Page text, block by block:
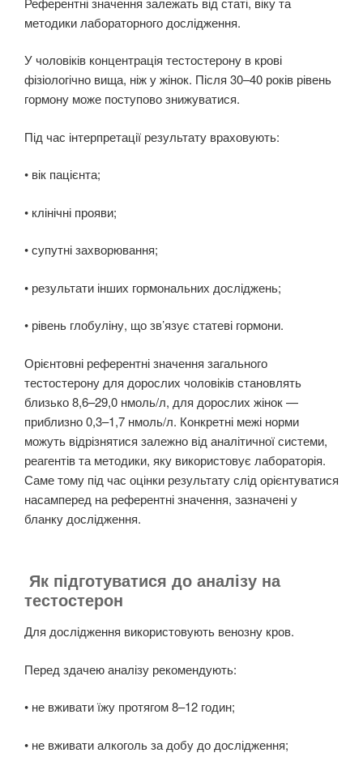
методики лабораторного дослідження.
У чоловіків концентрація тестостерону в крові
фізіологічно вища, ніж у жінок. Після 30–40 років рівень
гормону може поступово знижуватися.
Під час інтерпретації результату враховують:
• вік пацієнта;
• клінічні прояви;
• супутні захворювання;
• результати інших гормональних досліджень;
• рівень глобуліну, що зв’язує статеві гормони.
Орієнтовні референтні значення загального
тестостерону для дорослих чоловіків становлять
близько 8,6–29,0 нмоль/л, для дорослих жінок —
приблизно 0,3–1,7 нмоль/л. Конкретні межі норми
можуть відрізнятися залежно від аналітичної системи,
реагентів та методики, яку використовує лабораторія.
Саме тому під час оцінки результату слід орієнтуватися
насамперед на референтні значення, зазначені у
бланку дослідження.
Як підготуватися до аналізу на
тестостерон
Для дослідження використовують венозну кров.
Перед здачею аналізу рекомендують:
• не вживати їжу протягом 8–12 годин;
• не вживати алкоголь за добу до дослідження;